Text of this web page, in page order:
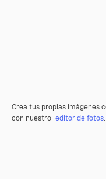
Crea tus propias imágenes
con nuestro editor de fotos.